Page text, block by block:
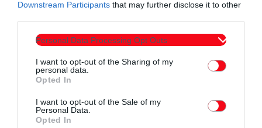
Downstream Participants that may further disclose it to other
Personal Data Processing Opt Outs
I want to opt-out of the Sharing of my
personal data.
Opted In
I want to opt-out of the Sale of my
Personal Data.
Opted In
Βασιλική Κοντογιάννη, Ομότιμη Καθηγήτρια Τ.Ε.Φ
Συντάχθηκε από: ERKO